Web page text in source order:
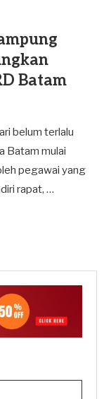
Batam
belum terlalu
Batam mulai
pegawai yang
rapat, …